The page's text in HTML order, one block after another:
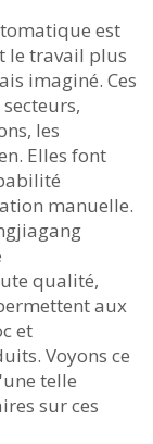
est
le travail plus
imaginé. Ces
les
Elles font
manuelle.
qualité,
aux
et
Voyons ce
telle
sur ces